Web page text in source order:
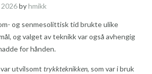
2026byhmikk
og senmesolittisk tid brukte ulike
og valget av teknikk var også avhengig
for hånden.
utvilsomt trykkteknikken, som var i bruk